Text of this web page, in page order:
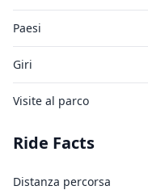
Paesi
Giri
Visite al parco
Ride Facts
Distanza percorsa